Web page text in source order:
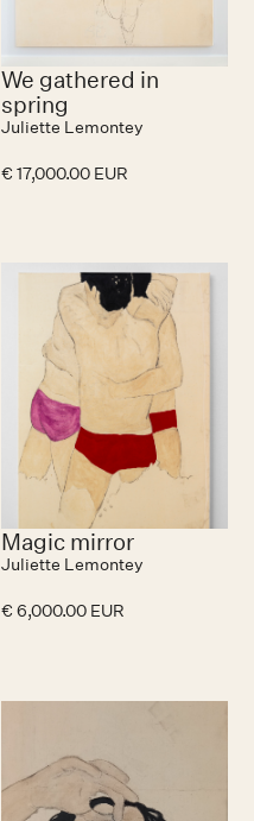
We gathered in
spring
Juliette Lemontey
€ 17,000.00 EUR
Magic mirror
Juliette Lemontey
€ 6,000.00 EUR